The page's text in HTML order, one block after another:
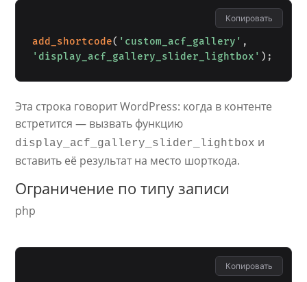
add_shortcode( 'custom_acf_gallery' ,
'display_acf_gallery_slider_lightbox' ) ;
Копировать
Эта строка говорит WordPress: когда в контенте
встретится— вызвать функцию
display_acf_gallery_slider_lightbox и
вставить её результат на место шорткода.
Ограничение по типу записи
php
Копировать